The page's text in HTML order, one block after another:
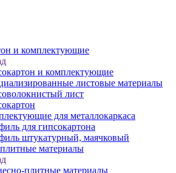
и комплектующие
и комплектующие
листовые материалы
лист
для металлокаркаса
для гипсокартона
штукатурный, маячковый
материалы
плитные материалы